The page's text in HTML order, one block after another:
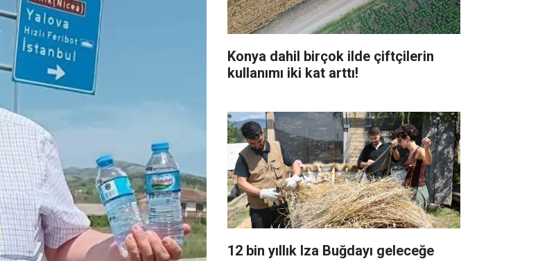
Konya dahil birçok ilde çiftçilerin
kullanımı iki kat arttı!
12 bin yıllık Iza Buğdayı geleceğe